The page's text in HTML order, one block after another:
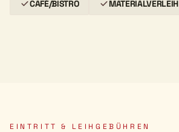
CAFÉ/BISTRO MATERIALVERLEIH
EINTRITT & LEIHGEBÜHREN